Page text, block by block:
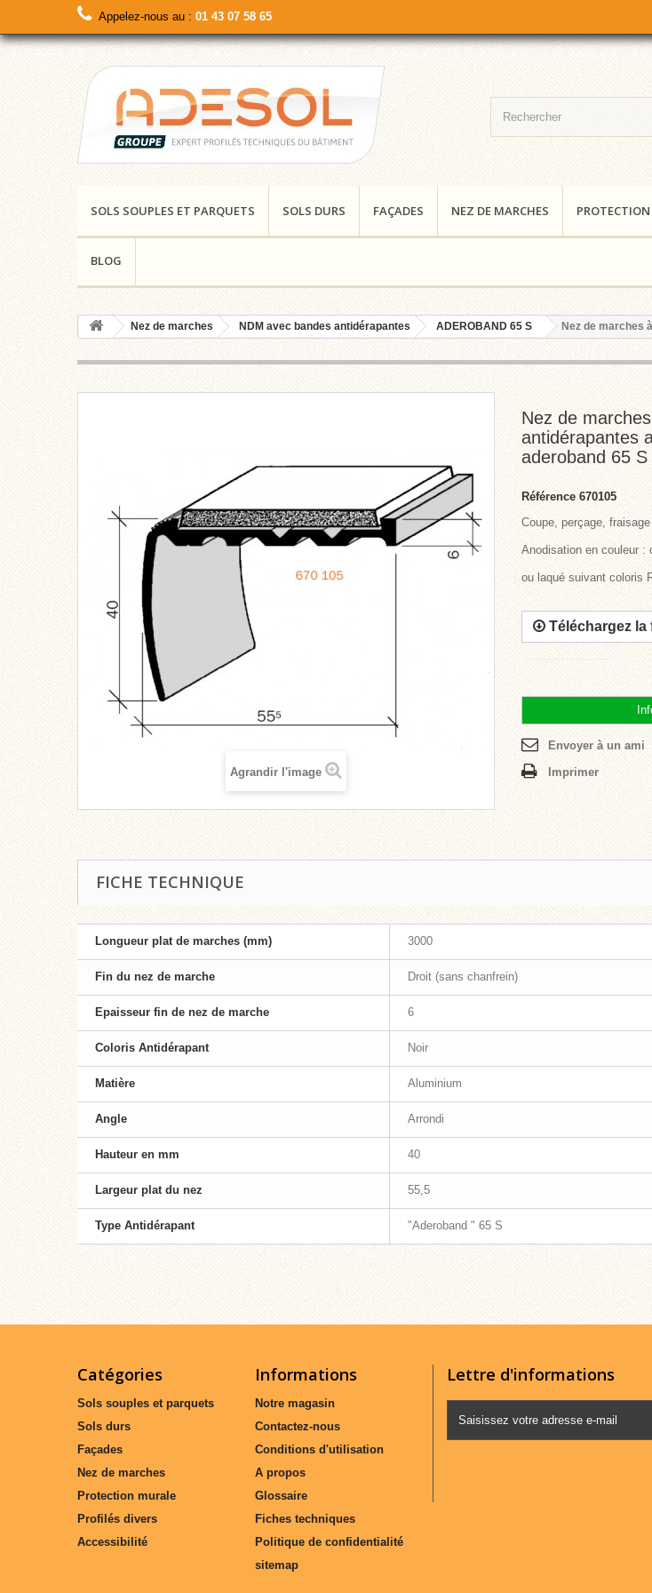
Appelez-nous au : 01 43 07 58 65
SOLS SOUPLES ET PARQUETS SOLS DURS FAÇADES NEZ DE MARCHES
BLOG
Nez de marches NDM avec bandes antidérapantes ADEROBAND 65 S Nez de marches
Agrandir l'image
Nez de
antidérapantes
aderoband 65
Référence 670105
Coupe, perçage,
Anodisation en couleur :
ou laqué suivant coloris
Téléchargez la
Envoyer à un ami
Imprimer
FICHE TECHNIQUE
Longueur plat de marches (mm) 3000
Fin du nez de marche Droit (sans chanfrein)
Epaisseur fin de nez de marche 6
Coloris Antidérapant Noir
Matière Aluminium
Angle Arrondi
Hauteur en mm 40
Largeur plat du nez 55,5
Type Antidérapant "Aderoband " 65 S
Catégories
Sols souples et parquets
Sols durs
Façades
Nez de marches
Protection murale
Profilés divers
Accessibilité
Informations
Notre magasin
Contactez-nous
Conditions d'utilisation
A propos
Glossaire
Fiches techniques
Politique de confidentialité
sitemap
Lettre d'informations